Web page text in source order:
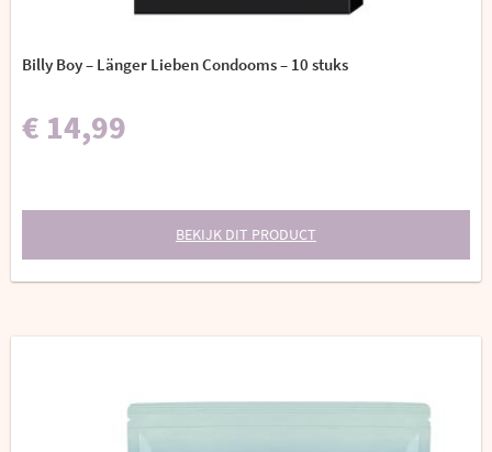
Billy Boy – Länger Lieben Condooms – 10 stuks
€ 14,99
BEKIJK DIT PRODUCT